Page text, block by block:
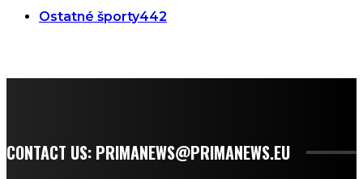
Ostatné športy442
CONTACT US: PRIMANEWS@PRIMANEWS.EU